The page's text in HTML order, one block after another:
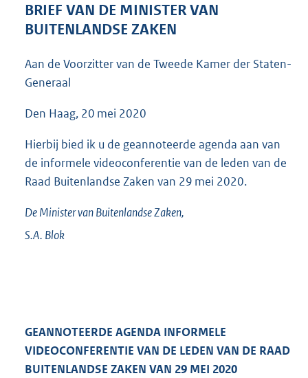
:
b
BRIEF VAN DE MINISTER VAN
BUITENLANDSE ZAKEN
Aan de Voorzitter van de Tweede Kamer der Staten-
Generaal
Den Haag, 20 mei 2020
Hierbij bied ik u de geannoteerde agenda aan van
de informele videoconferentie van de leden van de
Raad Buitenlandse Zaken van 29 mei 2020.
De Minister van Buitenlandse Zaken,
S.A. Blok
GEANNOTEERDE AGENDA INFORMELE
VIDEOCONFERENTIE VAN DE LEDEN VAN DE RAAD
BUITENLANDSE ZAKEN VAN 29 MEI 2020